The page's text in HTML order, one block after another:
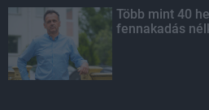
Több mint 40
fennakadás